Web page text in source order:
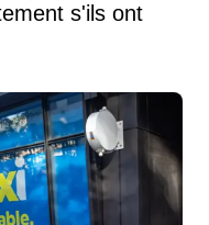
s'ils ont